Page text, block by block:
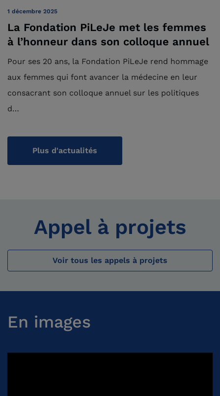
1 décembre 2025
La Fondation PiLeJe met les femmes
à l’honneur dans son colloque annuel
Pour ses 20 ans, la Fondation PiLeJe rend hommage
aux femmes qui font avancer la médecine en leur
consacrant son colloque annuel sur les politiques
d…
Plus d'actualités
Appel à projets
Voir tous les appels à projets
En images